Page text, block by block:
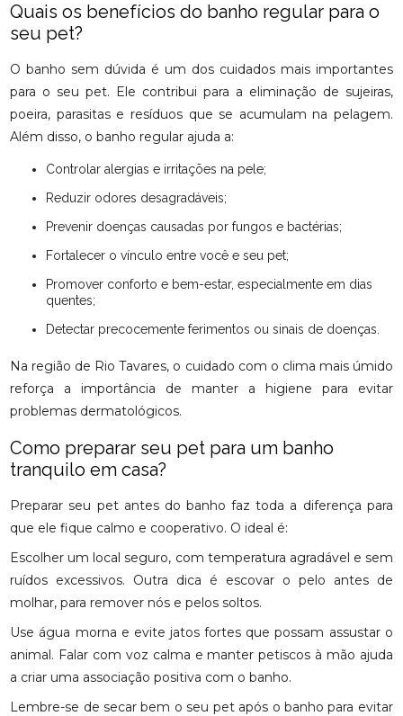
Quais os benefícios do banho regular para o
seu pet?
O banho sem dúvida é um dos cuidados mais importantes
para o seu pet. Ele contribui para a eliminação de sujeiras,
poeira, parasitas e resíduos que se acumulam na pelagem.
Além disso, o banho regular ajuda a:
Controlar alergias e irritações na pele;
Reduzir odores desagradáveis;
Prevenir doenças causadas por fungos e bactérias;
Fortalecer o vínculo entre você e seu pet;
Promover conforto e bem-estar, especialmente em dias
quentes;
Detectar precocemente ferimentos ou sinais de doenças.
Na região de Rio Tavares, o cuidado com o clima mais úmido
reforça a importância de manter a higiene para evitar
problemas dermatológicos.
Como preparar seu pet para um banho
tranquilo em casa?
Preparar seu pet antes do banho faz toda a diferença para
que ele fique calmo e cooperativo. O ideal é:
Escolher um local seguro, com temperatura agradável e sem
ruídos excessivos. Outra dica é escovar o pelo antes de
molhar, para remover nós e pelos soltos.
Use água morna e evite jatos fortes que possam assustar o
animal. Falar com voz calma e manter petiscos à mão ajuda
a criar uma associação positiva com o banho.
Lembre-se de secar bem o seu pet após o banho para evitar